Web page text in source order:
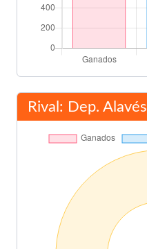
Gabriel Popescu
Final del partido
Rival: Dep. Alavés